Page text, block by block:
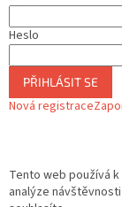
Heslo
PŘIHLÁSIT SE
Nová registrace
Tento web používá
analýze